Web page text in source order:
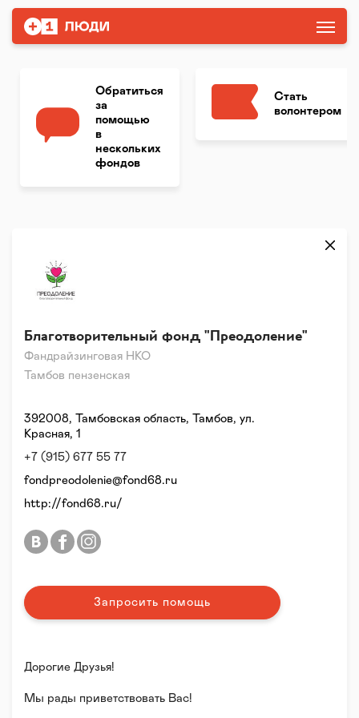
Обратиться
за
помощью
в
нескольких
фондов
Стать
волонтером
Фандрайзинговая НКО
Благотворительный фонд "Преодоление"
Тамбов пензенская
Дорогие Друзья!
Мы рады приветствовать Вас!
392008, Тамбовская область, Тамбов, ул.
Красная, 1
+7 (915) 677 55 77
fondpreodolenie@fond68.ru
http://fond68.ru/
Запросить помощь